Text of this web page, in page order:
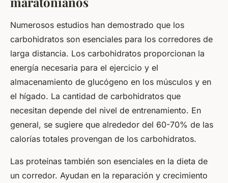
Numerosos estudios han demostrado que los
carbohidratos son esenciales para los corredores de
larga distancia. Los carbohidratos proporcionan la
energía necesaria para el ejercicio y el
almacenamiento de glucógeno en los músculos y en
el hígado. La cantidad de carbohidratos que
necesitan depende del nivel de entrenamiento. En
general, se sugiere que alrededor del 60-70% de las
calorías totales provengan de los carbohidratos.
Las proteínas también son esenciales en la dieta de
un corredor. Ayudan en la reparación y crecimiento